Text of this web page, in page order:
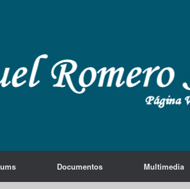
Documentos Multimedia